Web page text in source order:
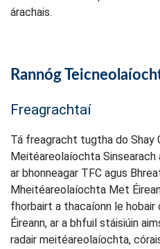
árachais.
Rannóg
Freagrachtaí
Tá freagracht tugtha do Shay
Meitéareolaíochta Sinsearach
ar bhonneagar TFC agus
Mheitéareolaíochta Met
fhorbairt a thacaíonn le hobair
Éireann, ar a bhfuil stáisiúin
radair meitéareolaíochta,